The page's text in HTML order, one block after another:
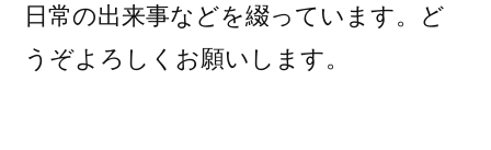
日常の出来事などを綴っています。ど
うぞよろしくお願いします。